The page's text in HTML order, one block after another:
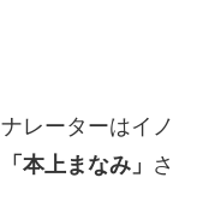
レーターはイノ
「本上まなみ」 さ